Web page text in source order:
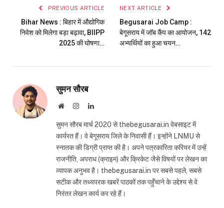
PREVIOUS ARTICLE
Bihar News : बिहार में औद्योगिक
निवेश को मिलेगा बड़ा बढ़ावा, BIIPP
2025 की घोषणा…
NEXT ARTICLE
Begusarai Job Camp :
बेगूसराय में जॉब कैंप का आयोजन, 142
अभ्यर्थियों का हुआ चयन…
सुमन सौरब
WebsiteInstagramLinkedIn
सुमन सौरब मार्च 2020 से thebegusarai.in वेबसाइट में
कार्यरत हैं। वे बेगूसराय जिले के निवासी हैं। इन्होंने LNMU से
स्नातक की डिग्री प्राप्त की है। अपने पत्रकारिता करियर में उन्हें
राजनीति, अपराध (क्राइम) और क्रिकेट जैसे विषयों पर लेखन का
व्यापक अनुभव है। thebegusarai.in पर सबसे पहले, सबसे
सटीक और तथ्यपरक खबरें पाठकों तक पहुँचाने के उद्देश्य से वे
निरंतर लेखन कार्य कर रहे हैं।